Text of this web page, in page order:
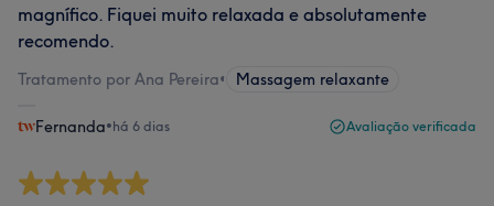
magnífico. Fiquei muito relaxada e absolutamente
recomendo.
Tratamento por Ana Pereira• Massagem relaxante
Fernanda•há 6 dias Avaliação verificada